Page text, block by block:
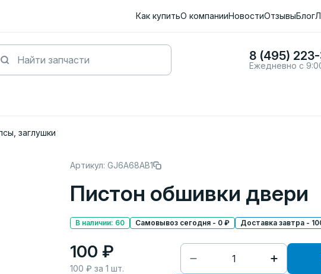
Как купитьО компанииНовостиОтзывыБлог
8 (495)
Ежедневно с
заглушки
Артикул: GJ6A68AB1
Пистон обшивки двери
В наличии: 60 Самовывоз сегодня - 0 ₽ Доставка завтра -
100 ₽
100 ₽ за 1 шт.